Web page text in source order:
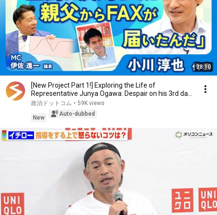
38:10
[New Project Part 1!] Exploring the Life of
Representative Junya Ogawa: Despair on his 3rd day
as...
政治ドットコム • 59K views
New
Auto-dubbed